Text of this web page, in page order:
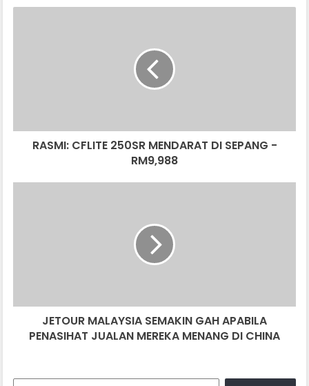
RASMI: CFLITE 250SR MENDARAT DI SEPANG -
RM9,988
MENANG
CHINA
JETOUR MALAYSIA SEMAKIN GAH APABILA
PENASIHAT JUALAN MEREKA MENANG DI CHINA